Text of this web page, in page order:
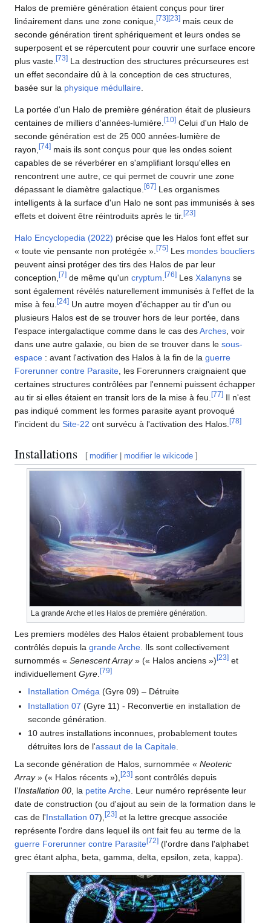
Halos de première génération étaient conçus pour tirer
linéairement dans une zone conique, [73] [23] mais ceux de
seconde génération tirent sphériquement et leurs ondes se
superposent et se répercutent pour couvrir une surface encore
plus vaste. [73] La destruction des structures précurseures est
un effet secondaire dû à la conception de ces structures,
basée sur la physique médullaire
La portée d'un Halo de première génération était de plusieurs
centaines de milliers d'années-lumière. [10] Celui d'un Halo de
seconde génération est de 25 000 années-lumière de
rayon, [74] mais ils sont conçus pour que les ondes soient
capables de se réverbérer en s'amplifiant lorsqu'elles en
rencontrent une autre, ce qui permet de couvrir une zone
dépassant le diamètre galactique. [67] Les organismes
intelligents à la surface d'un Halo ne sont pas immunisés à ses
effets et doivent être réintroduits après le tir. [23]
Halo Encyclopedia (2022) précise que les Halos font effet sur
« toute vie pensante non protégée ». [75] Les mondes boucliers
peuvent ainsi protéger des tirs des Halos de par leur
conception, [7] de même qu'un cryptum [76] Les Xalanyns se
sont également révélés naturellement immunisés à l'effet de la
mise à feu. [24] Un autre moyen d'échapper au tir d'un ou
plusieurs Halos est de se trouver hors de leur portée, dans
l'espace intergalactique comme dans le cas desArches , voir
dans une autre galaxie, ou bien de se trouver dans le sous-
espace : avant l'activation des Halos à la fin de la guerre
Forerunner contre Parasite , les Forerunners craignaient que
certaines structures contrôlées par l'ennemi puissent échapper
au tir si elles étaient en transit lors de la mise à feu. [77] Il n'est
pas indiqué comment les formes parasite ayant provoqué
l'incident du Site-22 ont survécu à l'activation des Halos. [78]
Installations [ modifier |modifier le wikicode ]
La grande Arche et les Halos de première génération.
Les premiers modèles des Halos étaient probablement tous
contrôlés depuis la grande Arche. Ils sont collectivement
surnommés « Senescent Array» (« Halos anciens ») [23] et
individuellement Gyre. [79]
Installation Oméga (Gyre 09) – Détruite
Installation 07 (Gyre 11) - Reconvertie en installation de
seconde génération.
10 autres installations inconnues, probablement toutes
détruites lors de l'assaut de la Capitale
La seconde génération de Halos, surnommée « Neoteric
Array» (« Halos récents »), [23] sont contrôlés depuis
l’Installation 00 , la petite Arche . Leur numéro représente leur
date de construction (ou d'ajout au sein de la formation dans le
cas de l'Installation 07), [23] et la lettre grecque associée
représente l'ordre dans lequel ils ont fait feu au terme de la
guerre Forerunner contre Parasite[72] (l'ordre dans l'alphabet
grec étant alpha, beta, gamma, delta, epsilon, zeta, kappa).